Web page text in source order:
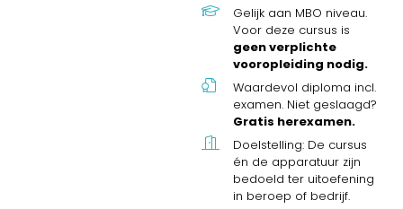
Gelijk aan MBO niveau.
Voor deze cursus is
geen verplichte
vooropleiding nodig.
Waardevol diploma incl.
examen. Niet geslaagd?
Gratis herexamen.
Doelstelling: De cursus
én de apparatuur zijn
bedoeld ter uitoefening
in beroep of bedrijf.